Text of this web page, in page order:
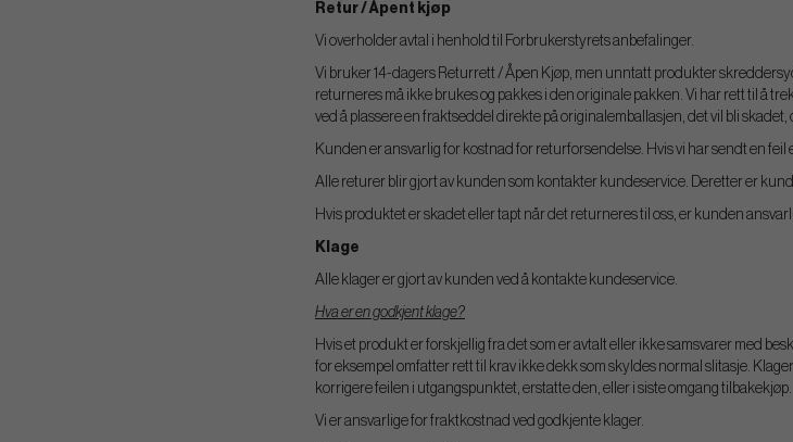
Retur / Åpent kjøp
Vi overholder avtal i henhold til Forbrukerstyrets anbefalinger.
Vi bruker 14-dagers Returrett / Åpen Kjøp, men unntatt produkter
returneres må ikke brukes og pakkes i den originale pakken. Vi har rett til å
ved å plassere en fraktseddel direkte på originalemballasjen, det vil bli
Kunden er ansvarlig for kostnad for returforsendelse. Hvis vi har sendt en
Alle returer blir gjort av kunden som kontakter kundeservice. Deretter er
Hvis produktet er skadet eller tapt når det returneres til oss, er kunden
Klage
Alle klager er gjort av kunden ved å kontakte kundeservice.
Hva er en godkjent klage?
Hvis et produkt er forskjellig fra det som er avtalt eller ikke samsvarer med
for eksempel omfatter rett til krav ikke dekk som skyldes normal slitasje.
korrigere feilen i utgangspunktet, erstatte den, eller i siste omgang tilbakekjøp.
Vi er ansvarlige for fraktkostnad ved godkjente klager.